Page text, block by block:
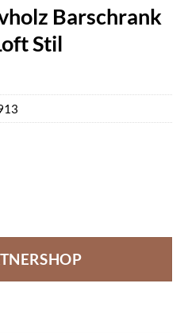
Barschrank
Stil